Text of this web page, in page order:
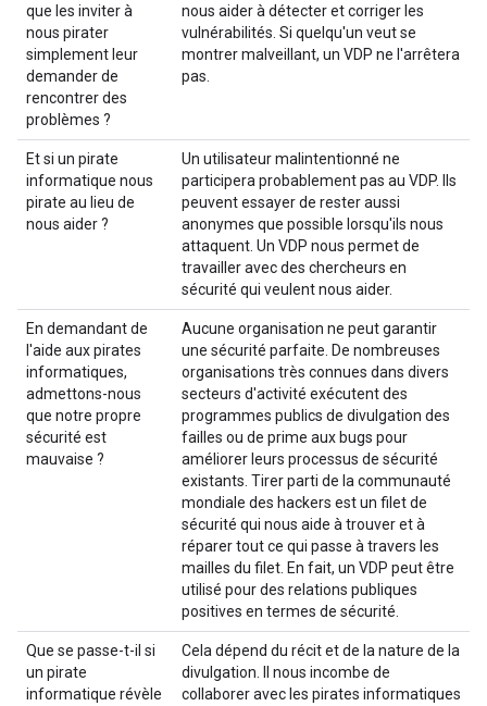
que les inviter à
nous pirater
simplement leur
demander de
rencontrer des
problèmes ?
nous aider à détecter et corriger les
vulnérabilités. Si quelqu'un veut se
montrer malveillant, un VDP ne l'arrêtera
pas.
Et si un pirate
informatique nous
pirate au lieu de
nous aider ?
Un utilisateur malintentionné ne
participera probablement pas au VDP. Ils
peuvent essayer de rester aussi
anonymes que possible lorsqu'ils nous
attaquent. Un VDP nous permet de
travailler avec des chercheurs en
sécurité qui veulent nous aider.
En demandant de
l'aide aux pirates
informatiques,
admettons-nous
que notre propre
sécurité est
mauvaise ?
Aucune organisation ne peut garantir
une sécurité parfaite. De nombreuses
organisations très connues dans divers
secteurs d'activité exécutent des
programmes publics de divulgation des
failles ou de prime aux bugs pour
améliorer leurs processus de sécurité
existants. Tirer parti de la communauté
mondiale des hackers est un filet de
sécurité qui nous aide à trouver et à
réparer tout ce qui passe à travers les
mailles du filet. En fait, un VDP peut être
utilisé pour des relations publiques
positives en termes de sécurité.
Que se passe-t-il si
un pirate
informatique révèle
Cela dépend du récit et de la nature de la
divulgation. Il nous incombe de
collaborer avec les pirates informatiques